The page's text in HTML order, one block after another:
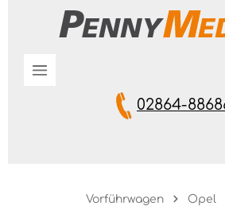
Zum Hauptinhalt springen
02864-
Vorführwagen Opel